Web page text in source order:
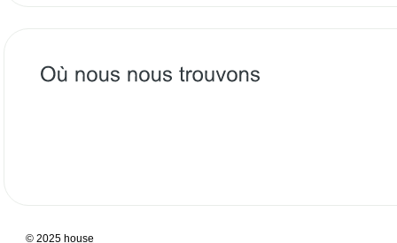
© 2025 house